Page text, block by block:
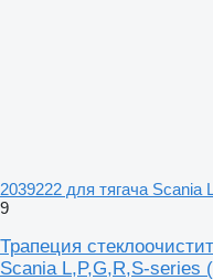
2039222 для тягача Scania
9
Трапеция
Scania L,P,G,R,S-series